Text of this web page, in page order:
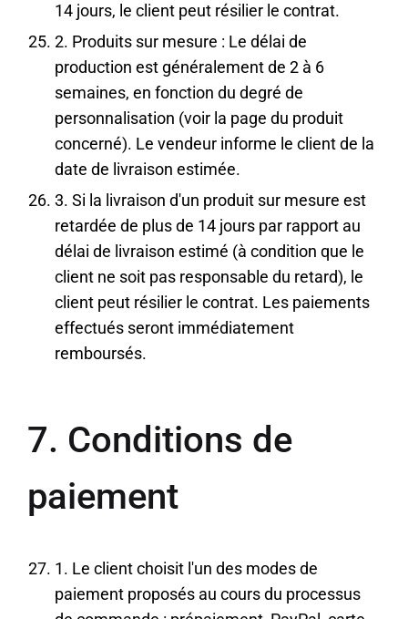
14 jours, le client peut résilier le contrat.
2. Produits sur mesure : Le délai de
production est généralement de 2 à 6
semaines, en fonction du degré de
personnalisation (voir la page du produit
concerné). Le vendeur informe le client de la
date de livraison estimée.
3. Si la livraison d'un produit sur mesure est
retardée de plus de 14 jours par rapport au
délai de livraison estimé (à condition que le
client ne soit pas responsable du retard), le
client peut résilier le contrat. Les paiements
effectués seront immédiatement
remboursés.
7. Conditions de
paiement
1. Le client choisit l'un des modes de
paiement proposés au cours du processus